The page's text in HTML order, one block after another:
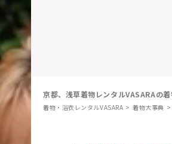
京都、浅草着物レンタルVASARAの
着物・浴衣レンタルVASARA 着物大事典